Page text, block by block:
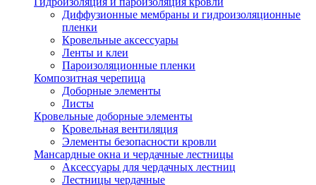
Диффузионные мембраны и гидроизоляционные
пленки
Кровельные аксессуары
Ленты и клеи
Пароизоляционные пленки
Композитная черепица
Доборные элементы
Листы
Кровельные доборные элементы
Кровельная вентиляция
Элементы безопасности кровли
Мансардные окна и чердачные лестницы
Аксессуары для чердачных лестниц
Лестницы чердачные